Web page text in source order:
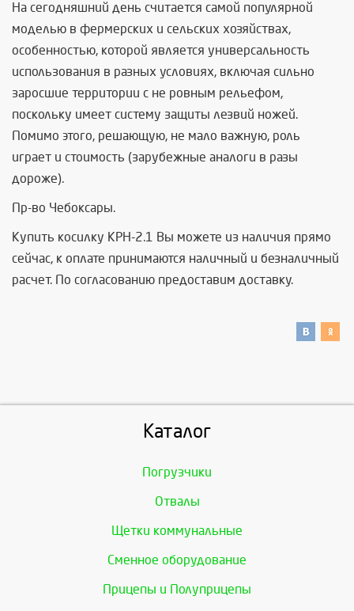
На сегодняшний день считается самой популярной
моделью в фермерских и сельских хозяйствах,
особенностью, которой является универсальность
использования в разных условиях, включая сильно
заросшие территории с не ровным рельефом,
поскольку имеет систему защиты лезвий ножей.
Помимо этого, решающую, не мало важную, роль
играет и стоимость (зарубежные аналоги в разы
дороже).
Пр-во Чебоксары.
Купить косилку КРН-2.1 Вы можете из наличия прямо
сейчас, к оплате принимаются наличный и безналичный
расчет. По согласованию предоставим доставку.
Каталог
Погрузчики
Отвалы
Щетки коммунальные
Сменное оборудование
Прицепы и Полуприцепы